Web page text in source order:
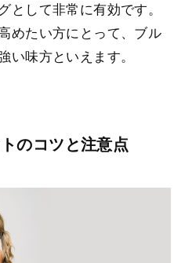
として非常に有効です。
めたい方にとって、ブル
い味方といえます。
のコツと注意点